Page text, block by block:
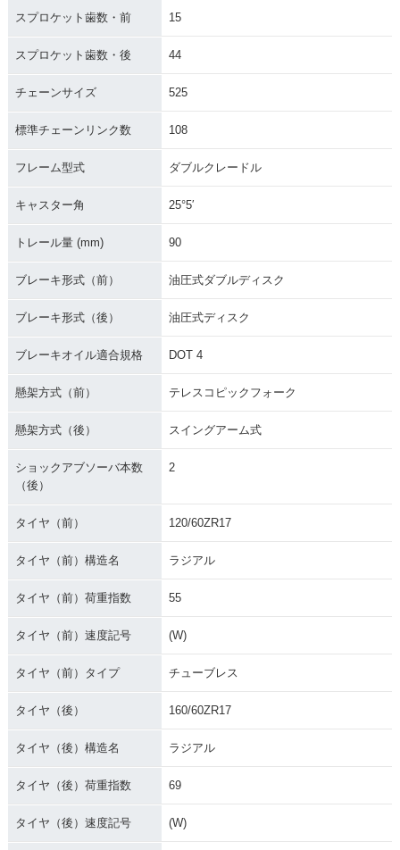
チェンジ
PER FOUR・追加
PER FOUR・マイナ
スプロケット歯数・前 15
スプロケット歯数・後 44
チェーンサイズ 525
標準チェーンリンク数 108
フレーム型式 ダブルクレードル
キャスター角 25°5′
トレール量 (mm) 90
ブレーキ形式（前） 油圧式ダブルディスク
ブレーキ形式（後） 油圧式ディスク
ブレーキオイル適合規格 DOT 4
懸架方式（前） テレスコピックフォーク
懸架方式（後） スイングアーム式
ショックアブソーバ本数
（後）
2
タイヤ（前） 120/60ZR17
タイヤ（前）構造名 ラジアル
タイヤ（前）荷重指数 55
タイヤ（前）速度記号 (W)
タイヤ（前）タイプ チューブレス
タイヤ（後） 160/60ZR17
タイヤ（後）構造名 ラジアル
タイヤ（後）荷重指数 69
タイヤ（後）速度記号 (W)